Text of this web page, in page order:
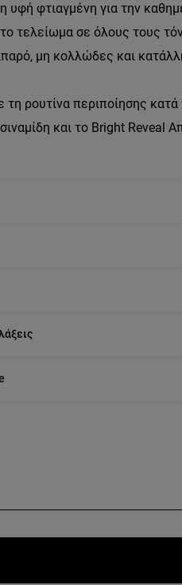
υφή φτιαγμένη για την
τελείωμα σε όλους τους
μη κολλώδες και
ρουτίνα περιποίησης
και το Bright Reveal